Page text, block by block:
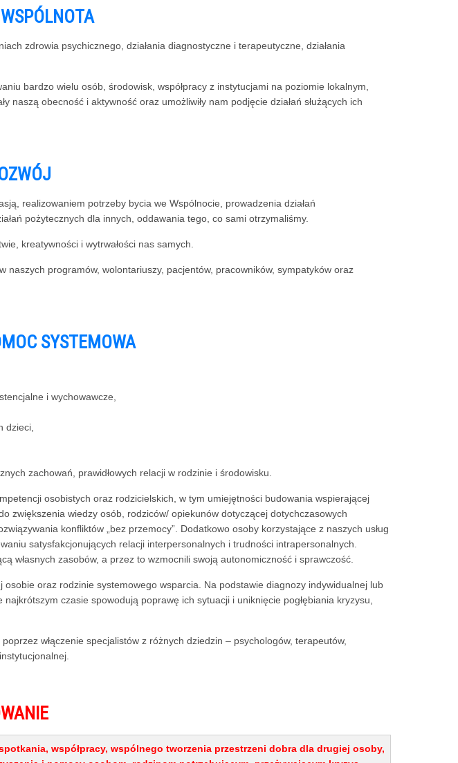
zdrowia psychicznego, działania diagnostyczne i terapeutyczne, działania
bardzo wielu osób, środowisk, współpracy z instytucjami na poziomie lokalnym,
obecność i aktywność oraz umożliwiły nam podjęcie działań służących ich
realizowaniem potrzeby bycia we Wspólnocie, prowadzenia działań
pożytecznych dla innych, oddawania tego, co sami otrzymaliśmy.
kreatywności i wytrwałości nas samych.
programów, wolontariuszy, pacjentów, pracowników, sympatyków oraz
SYSTEMOWA
i wychowawcze,
dzieci,
zachowań, prawidłowych relacji w rodzinie i środowisku.
osobistych oraz rodzicielskich, w tym umiejętności budowania wspierającej
zwiększenia wiedzy osób, rodziców/ opiekunów dotyczącej dotychczasowych
konfliktów „bez przemocy”. Dodatkowo osoby korzystające z naszych usług
satysfakcjonujących relacji interpersonalnych i trudności intrapersonalnych.
własnych zasobów, a przez to wzmocnili swoją autonomiczność i sprawczość.
oraz rodzinie systemowego wsparcia. Na podstawie diagnozy indywidualnej lub
czasie spowodują poprawę ich sytuacji i uniknięcie pogłębiania kryzysu,
włączenie specjalistów z różnych dziedzin – psychologów, terapeutów,
współpracy, wspólnego tworzenia przestrzeni dobra dla drugiej osoby,